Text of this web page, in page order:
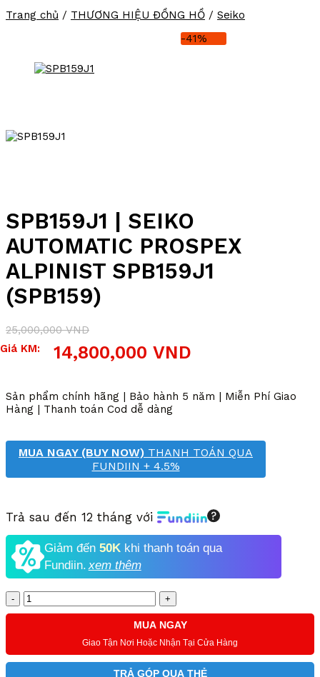
Trang chủ / THƯƠNG HIỆU ĐỒNG HỒ / Seiko
-41%
SPB159J1 | SEIKO
AUTOMATIC PROSPEX
ALPINIST SPB159J1
(SPB159)
25,000,000VND
Giá
14,800,000 VND
Giá
14,800,000 VND.
Giá KM:
Sản phẩm chính hãng | Bảo hành 5 năm | Miễn Phí Giao
Hàng | Thanh toán Cod dễ dàng
MUA NGAY (BUY NOW) THANH TOÁN QUA
FUNDIIN + 4.5%
Trả sau đến 12 tháng với
Giảm đến 50K khi thanh toán qua
Fundiin.xem thêm
Số
lượng
MUA NGAY
Giao Tận Nơi Hoặc Nhận Tại Cửa Hàng
TRẢ GÓP QUA THẺ